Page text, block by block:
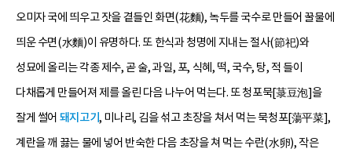
오미자 국에 띄우고 잣을 곁들인 화면(花麵), 녹두를 국수로 만들어 꿀물에
띄운 수면(水麵)이 유명하다. 또 한식과 청명에 지내는 절사(節祀)와
성묘에 올리는 각종 제수, 곧 술, 과일, 포, 식혜, 떡, 국수, 탕, 적 들이
다채롭게 만들어져 제를 올린 다음 나누어 먹는다. 또 청포묵[菉豆泡]을
잘게 썰어 돼지고기, 미나리, 김을 섞고 초장을 쳐서 먹는 묵청포[蕩平菜],
계란을 깨 끓는 물에 넣어 반숙한 다음 초장을 쳐 먹는 수란(水卵), 작은